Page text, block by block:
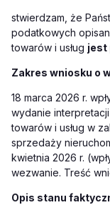
stwierdzam, że
podatkowych
towarów i usług jest
Zakres wniosku o
18 marca 2026 r.
wydanie
towarów i usług w
sprzedaży
kwietnia 2026 r.
wezwanie. Treść
Opis stanu